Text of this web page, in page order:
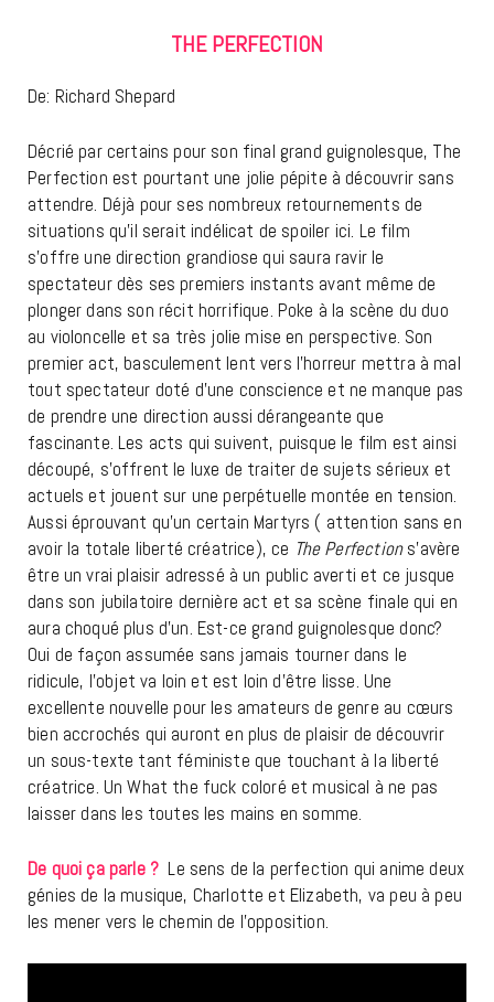
THE PERFECTION
De: Richard Shepard
Décrié par certains pour son final grand guignolesque, The
Perfection est pourtant une jolie pépite à découvrir sans
attendre. Déjà pour ses nombreux retournements de
situations qu’il serait indélicat de spoiler ici. Le film
s’offre une direction grandiose qui saura ravir le
spectateur dès ses premiers instants avant même de
plonger dans son récit horrifique. Poke à la scène du duo
au violoncelle et sa très jolie mise en perspective. Son
premier act, basculement lent vers l’horreur mettra à mal
tout spectateur doté d’une conscience et ne manque pas
de prendre une direction aussi dérangeante que
fascinante. Les acts qui suivent, puisque le film est ainsi
découpé, s’offrent le luxe de traiter de sujets sérieux et
actuels et jouent sur une perpétuelle montée en tension.
Aussi éprouvant qu’un certain Martyrs ( attention sans en
avoir la totale liberté créatrice), ce The Perfections’avère
être un vrai plaisir adressé à un public averti et ce jusque
dans son jubilatoire dernière act et sa scène finale qui en
aura choqué plus d’un. Est-ce grand guignolesque donc?
Oui de façon assumée sans jamais tourner dans le
ridicule, l’objet va loin et est loin d’être lisse. Une
excellente nouvelle pour les amateurs de genre au cœurs
bien accrochés qui auront en plus de plaisir de découvrir
un sous-texte tant féministe que touchant à la liberté
créatrice. Un What the fuck coloré et musical à ne pas
laisser dans les toutes les mains en somme.
De quoi ça parle ? Le sens de la perfection qui anime deux
génies de la musique, Charlotte et Elizabeth, va peu à peu
les mener vers le chemin de l’opposition.